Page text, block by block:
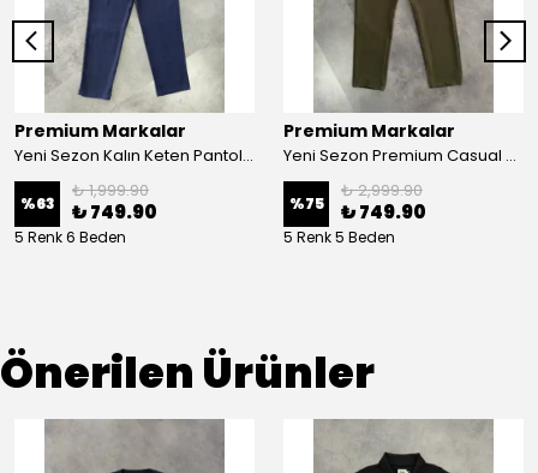
Premium Markalar
Yeni Sezon Kalın Keten Pantolon
%63
₺ 1,999.90
₺ 749.90
5 Renk 6 Beden
Premium Markalar
Yeni Sezon Premium Casual Keten Pantolon
%75
₺ 2,999.90
₺ 749.90
5 Renk 5 Beden
Önerilen Ürünler